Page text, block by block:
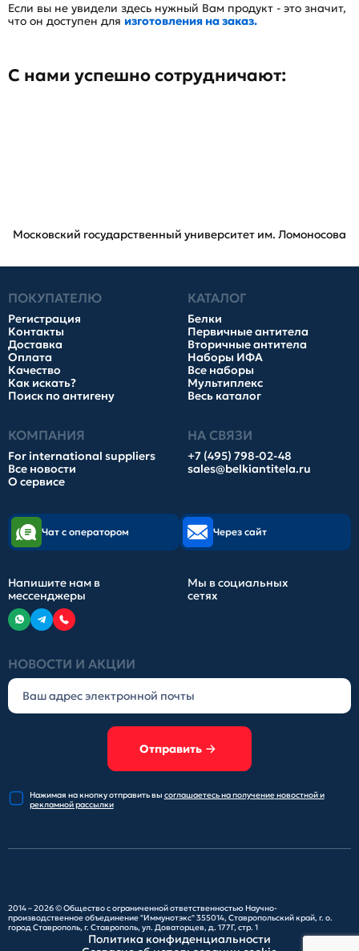
Если вы не увидели здесь нужный Вам продукт - это значит,
что он доступен для изготовления на заказ.
С нами успешно сотрудничают:
Московский государственный университет им. Ломоносова
ПОКУПАТЕЛЮ
Регистрация
Контакты
Доставка
Оплата
Качество
Как искать?
Поиск по антигену
КАТАЛОГ
Белки
Первичные антитела
Вторичные антитела
Наборы ИФА
Все наборы
Мультиплекс
Весь каталог
КОМПАНИЯ
For international suppliers
Все новости
О сервисе
НА СВЯЗИ
+7 (495) 798-02-48
sales@belkiantitela.ru
НОВОСТИ И АКЦИИ
Отправить
Нажимая на кнопку отправитьвы соглашаетесь на получениеновостной и
рекламной рассылки
Чат с оператором Через сайт
Напишите нам в
мессенджеры
Мы в социальных
сетях
2014 – 2026 ©Общество с ограниченной ответственностью Научно-
производственное объединение "Иммунотэкс"355014, Ставропольский край, г. о.
город Ставрополь, г. Ставрополь, ул. Доваторцев, д. 177Г, стр. 1
Политика конфиденциальности